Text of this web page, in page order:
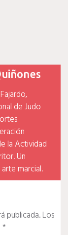
de Judo
la Actividad
Un
marcial.
publicada.Los
*